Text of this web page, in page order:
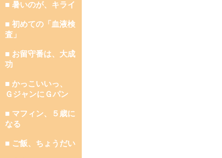
■ 暑いのが、キライ
■ 初めての「血液検
査」
■ お留守番は、大成
功
■ かっこいいっ、
ＧジャンにＧパン
■ マフィン、５歳に
なる
■ ご飯、ちょうだい